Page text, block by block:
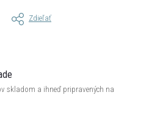
Zdieľať
skladom a ihneď pripravených na